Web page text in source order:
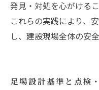
発見・対処を心がける
これらの実践により、
し、建設現場全体の安
足場設計基準と点検